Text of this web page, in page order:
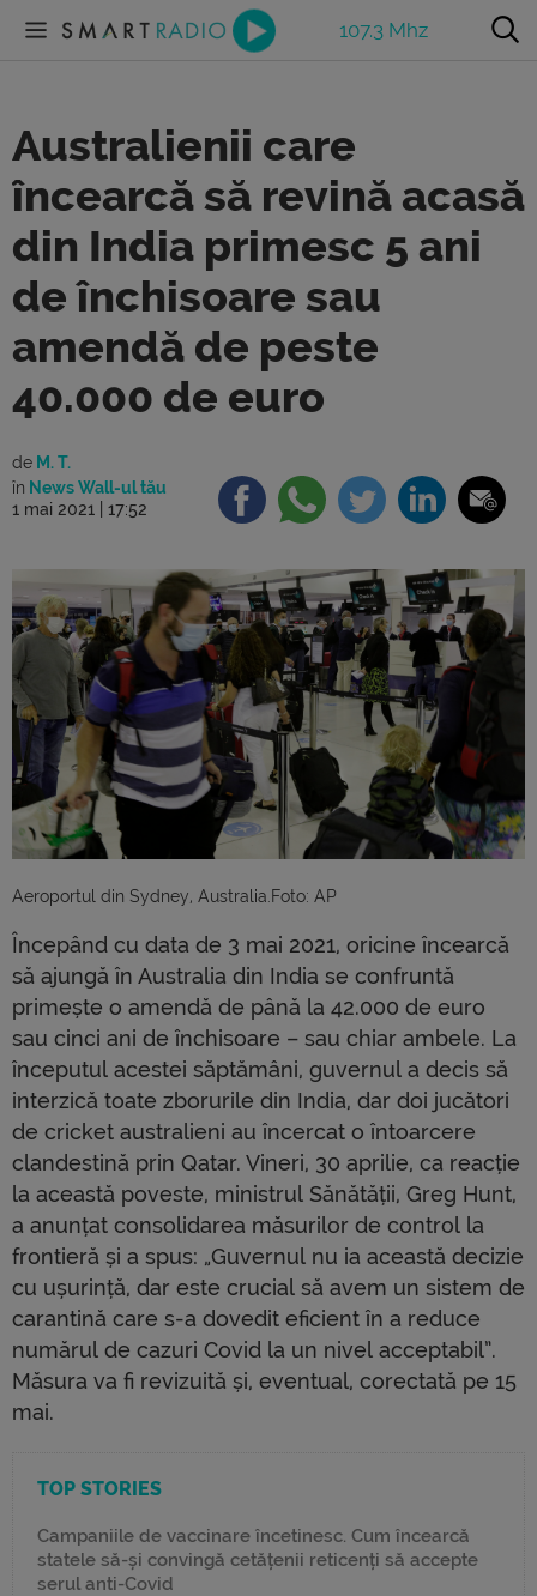
107.3 Mhz
Australienii care
încearcă să revină acasă
din India primesc 5 ani
de închisoare sau
amendă de peste
40.000 de euro
de M. T.
în News Wall-ul tău
1 mai 2021 | 17:52
Aeroportul din Sydney, Australia.Foto: AP
Începând cu data de 3 mai 2021, oricine încearcă
să ajungă în Australia din India se confruntă
primește o amendă de până la 42.000 de euro
sau cinci ani de închisoare – sau chiar ambele. La
începutul acestei săptămâni, guvernul a decis să
interzică toate zborurile din India, dar doi jucători
de cricket australieni au încercat o întoarcere
clandestină prin Qatar. Vineri, 30 aprilie, ca reacție
la această poveste, ministrul Sănătății, Greg Hunt,
a anunțat consolidarea măsurilor de control la
frontieră și a spus: „Guvernul nu ia această decizie
cu ușurință, dar este crucial să avem un sistem de
carantină care s-a dovedit eficient în a reduce
numărul de cazuri Covid la un nivel acceptabil”.
Măsura va fi revizuită și, eventual, corectată pe 15
mai.
TOP STORIES
Campaniile de vaccinare încetinesc. Cum încearcă
statele să-și convingă cetățenii reticenți să accepte
serul anti-Covid